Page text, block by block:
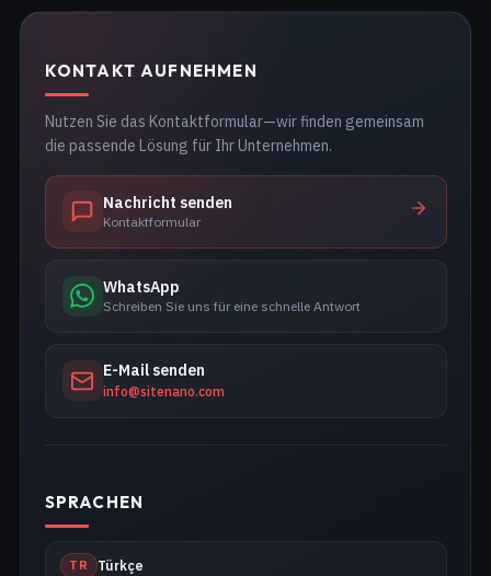
KONTAKT AUFNEHMEN
Nutzen Sie das Kontaktformular—wir finden gemeinsam
die passende Lösung für Ihr Unternehmen.
Nachricht senden
Kontaktformular
WhatsApp
Schreiben Sie uns für eine schnelle Antwort
E-Mail senden
info@sitenano.com
SPRACHEN
TR Türkçe